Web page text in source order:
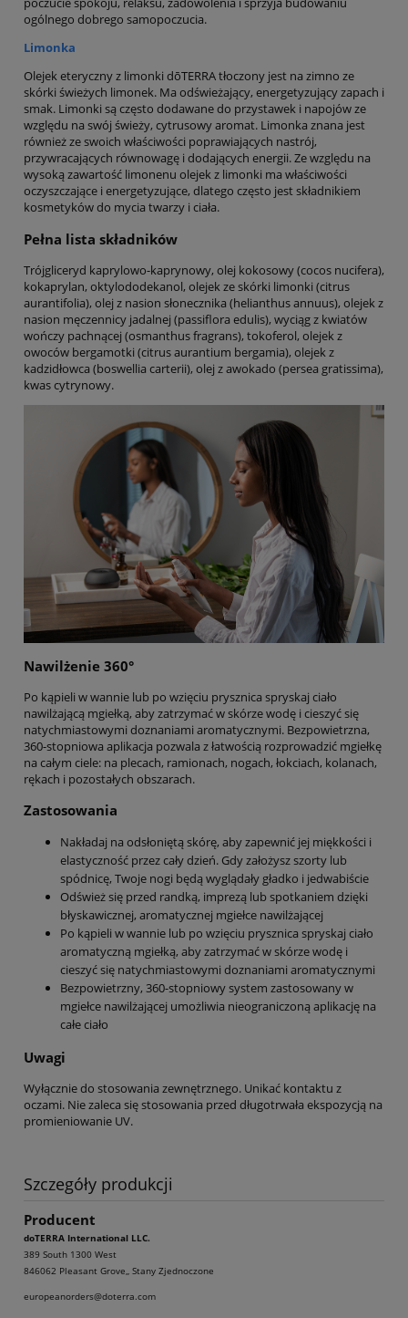
ogólnego dobrego samopoczucia.
Limonka
Olejek eteryczny z limonki dōTERRA tłoczony jest na zimno ze
skórki świeżych limonek. Ma odświeżający, energetyzujący zapach i
smak. Limonki są często dodawane do przystawek i napojów ze
względu na swój świeży, cytrusowy aromat. Limonka znana jest
również ze swoich właściwości poprawiających nastrój,
przywracających równowagę i dodających energii. Ze względu na
wysoką zawartość limonenu olejek z limonki ma właściwości
oczyszczające i energetyzujące, dlatego często jest składnikiem
kosmetyków do mycia twarzy i ciała.
Pełna lista składników
Trójgliceryd kaprylowo-kaprynowy, olej kokosowy (cocos nucifera),
kokaprylan, oktylododekanol, olejek ze skórki limonki (citrus
aurantifolia), olej z nasion słonecznika (helianthus annuus), olejek z
nasion męczennicy jadalnej (passiflora edulis), wyciąg z kwiatów
wończy pachnącej (osmanthus fragrans), tokoferol, olejek z
owoców bergamotki (citrus aurantium bergamia), olejek z
kadzidłowca (boswellia carterii), olej z awokado (persea gratissima),
kwas cytrynowy.
Nawilżenie 360°
Po kąpieli w wannie lub po wzięciu prysznica spryskaj ciało
nawilżającą mgiełką, aby zatrzymać w skórze wodę i cieszyć się
natychmiastowymi doznaniami aromatycznymi. Bezpowietrzna,
360-stopniowa aplikacja pozwala z łatwością rozprowadzić mgiełkę
na całym ciele: na plecach, ramionach, nogach, łokciach, kolanach,
rękach i pozostałych obszarach.
Zastosowania
Nakładaj na odsłoniętą skórę, aby zapewnić jej miękkości i
elastyczność przez cały dzień. Gdy założysz szorty lub
spódnicę, Twoje nogi będą wyglądały gładko i jedwabiście
Odśwież się przed randką, imprezą lub spotkaniem dzięki
błyskawicznej, aromatycznej mgiełce nawilżającej
Po kąpieli w wannie lub po wzięciu prysznica spryskaj ciało
aromatyczną mgiełką, aby zatrzymać w skórze wodę i
cieszyć się natychmiastowymi doznaniami aromatycznymi
Bezpowietrzny, 360-stopniowy system zastosowany w
mgiełce nawilżającej umożliwia nieograniczoną aplikację na
całe ciało
Uwagi
Wyłącznie do stosowania zewnętrznego. Unikać kontaktu z
oczami. Nie zaleca się stosowania przed długotrwała ekspozycją na
promieniowanie UV.
Szczegóły produkcji
Producent
doTERRA International LLC.
389 South 1300 West
846062 Pleasant Grove,, Stany Zjednoczone
europeanorders@doterra.com